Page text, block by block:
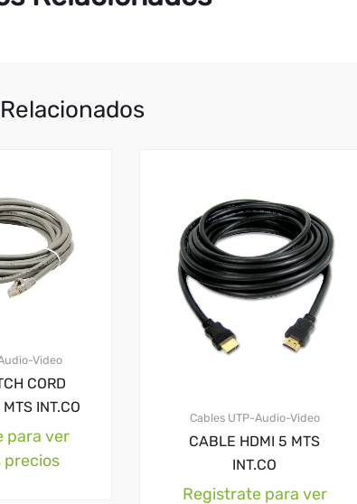
Video
CORD
INT.CO
para ver
precios
Cables UTP-Audio-Video
CABLE HDMI 5 MTS
INT.CO
Registrate para ver